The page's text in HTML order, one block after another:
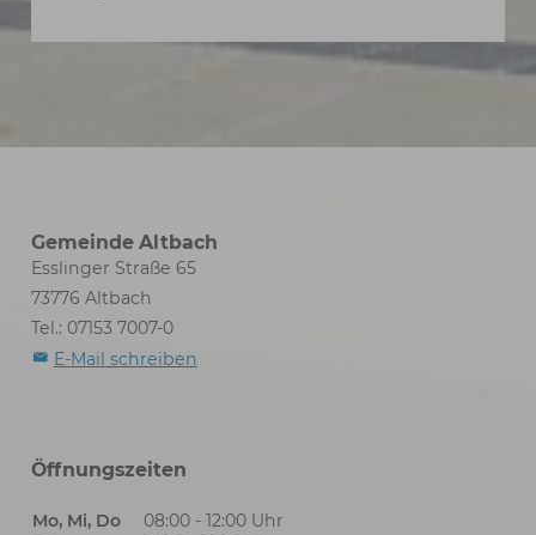
Gemeinde Altbach
Esslinger Straße 65
73776 Altbach
Tel.: 07153 7007-0
E-Mail schreiben
Öffnungszeiten
Mo, Mi, Do
08:00 - 12:00 Uhr